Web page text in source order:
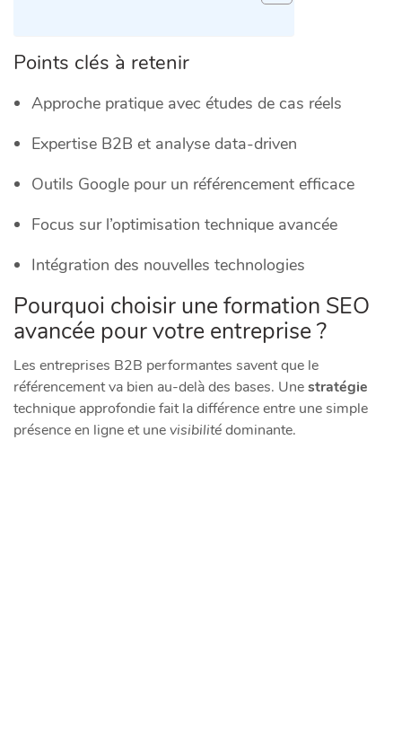
Points clés à retenir
Approche pratique avec études de cas réels
Expertise B2B et analyse data-driven
Outils Google pour un référencement efficace
Focus sur l’optimisation technique avancée
Intégration des nouvelles technologies
Pourquoi choisir une formation SEO
avancée pour votre entreprise ?
Les entreprises B2B performantes savent que le
référencement va bien au-delà des bases. Unestratégie
technique approfondie fait la différence entre une simple
présence en ligne et unevisibilitédominante.